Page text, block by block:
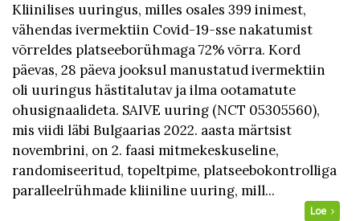
Kliinilises uuringus, milles osales 399 inimest,
vähendas ivermektiin Covid-19-sse nakatumist
võrreldes platseeborühmaga 72% võrra. Kord
päevas, 28 päeva jooksul manustatud ivermektiin
oli uuringus hästitalutav ja ilma ootamatute
ohusignaalideta. SAIVE uuring (NCT 05305560),
mis viidi läbi Bulgaarias 2022. aasta märtsist
novembrini, on 2. faasi mitmekeskuseline,
randomiseeritud, topeltpime, platseebokontrolliga
paralleelrühmade kliiniline uuring, mill...
Loe